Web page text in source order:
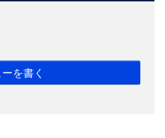
を書く